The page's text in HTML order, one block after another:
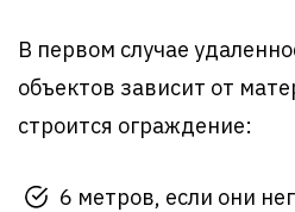
В первом случае
объектов зависит от
строится ограждение:
6 метров, если они